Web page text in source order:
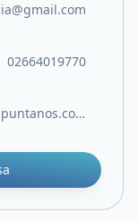
02664019770
www.encuentroscoralespuntanos.com